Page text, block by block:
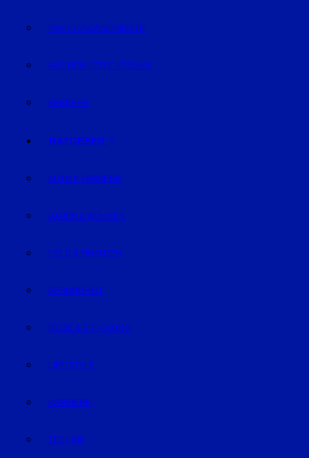
FAHNDUNG/VERMISSTE
AUS DEM GERICHTSSAAL
VERKEHR
RATGEBER
AUTO & VERKEHR
BAUEN & WOHNEN
GELD & FINANZEN
GESUNDHEIT
REISE & ERHOLUNG
LIFE-STYLE
KARRIERE
TECHNIK